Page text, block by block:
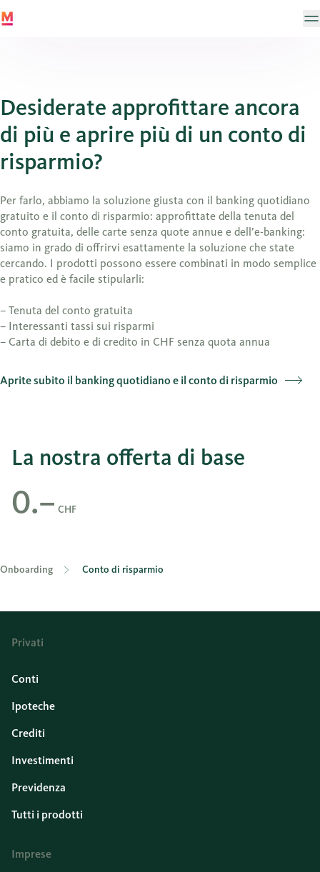
Desiderate approfittare ancora
di più e aprire più di un conto di
risparmio?
Per farlo, abbiamo la soluzione giusta con il banking quotidiano
gratuito e il conto di risparmio: approfittate della tenuta del
conto gratuita, delle carte senza quote annue e dell’e-banking:
siamo in grado di offrirvi esattamente la soluzione che state
cercando. I prodotti possono essere combinati in modo semplice
e pratico ed è facile stipularli:
– Tenuta del conto gratuita
– Interessanti tassi sui risparmi
– Carta di debito e di credito in CHF senza quota annua
Aprite subito il banking quotidiano e il conto di risparmio
La nostra offerta di base
0.– CHF
Onboarding Conto di risparmio
Privati
Conti
Ipoteche
Crediti
Investimenti
Previdenza
Tutti i prodotti
Imprese